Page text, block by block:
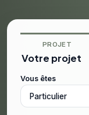
PROJET
Votre projet
Vous êtes